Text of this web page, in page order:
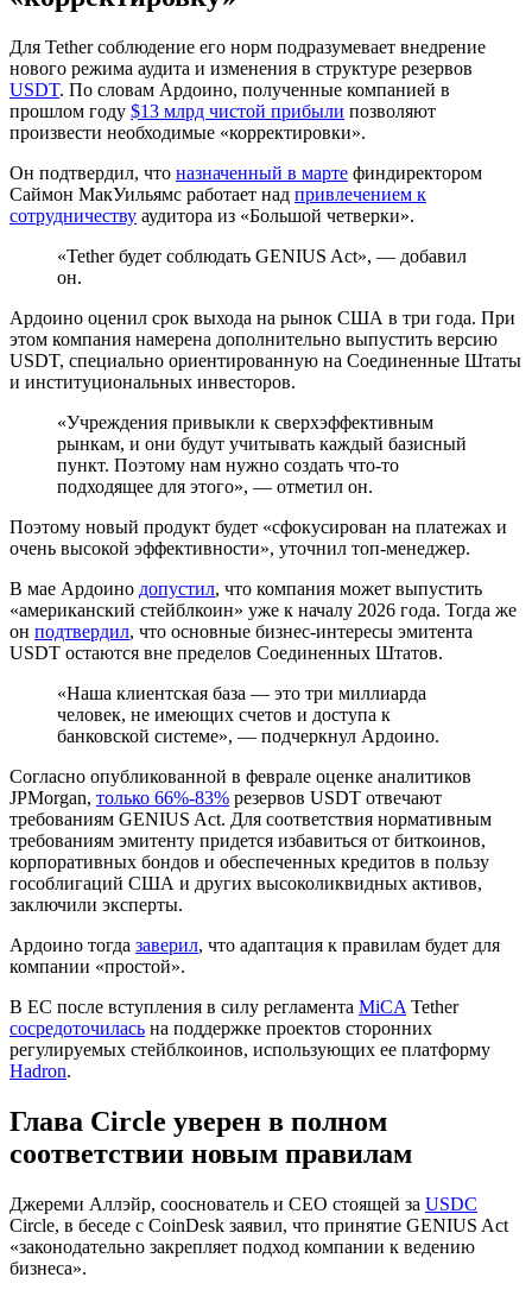
Для Tether соблюдение его норм подразумевает внедрение
нового режима аудита и изменения в структуре резервов
USDT. По словам Ардоино, полученные компанией в
прошлом году $13 млрд чистой прибыли позволяют
произвести необходимые «корректировки».
Он подтвердил, что назначенный в марте финдиректором
Саймон МакУильямс работает над привлечением к
сотрудничеству аудитора из «Большой четверки».
«Tether будет соблюдать GENIUS Act», — добавил
он.
Ардоино оценил срок выхода на рынок США в три года. При
этом компания намерена дополнительно выпустить версию
USDT, специально ориентированную на Соединенные Штаты
и институциональных инвесторов.
«Учреждения привыкли к сверхэффективным
рынкам, и они будут учитывать каждый базисный
пункт. Поэтому нам нужно создать что-то
подходящее для этого», — отметил он.
Поэтому новый продукт будет «сфокусирован на платежах и
очень высокой эффективности», уточнил топ-менеджер.
В мае Ардоино допустил, что компания может выпустить
«американский стейблкоин» уже к началу 2026 года. Тогда же
он подтвердил, что основные бизнес-интересы эмитента
USDT остаются вне пределов Соединенных Штатов.
«Наша клиентская база — это три миллиарда
человек, не имеющих счетов и доступа к
банковской системе», — подчеркнул Ардоино.
Согласно опубликованной в феврале оценке аналитиков
JPMorgan, только 66%-83% резервов USDT отвечают
требованиям GENIUS Act. Для соответствия нормативным
требованиям эмитенту придется избавиться от биткоинов,
корпоративных бондов и обеспеченных кредитов в пользу
гособлигаций США и других высоколиквидных активов,
заключили эксперты.
Ардоино тогда заверил, что адаптация к правилам будет для
компании «простой».
В ЕС после вступления в силу регламента MiCA Tether
сосредоточилась на поддержке проектов сторонних
регулируемых стейблкоинов, использующих ее платформу
Hadron.
Глава Circle уверен в полном
соответствии новым правилам
Джереми Аллэйр, сооснователь и CEO стоящей за USDC
Circle, в беседе с CoinDesk заявил, что принятие GENIUS Act
«законодательно закрепляет подход компании к ведению
бизнеса».